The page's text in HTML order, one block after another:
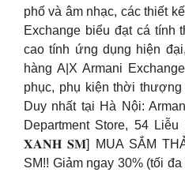
phố và âm nhạc, các thiết
Exchange biểu đạt cá tính
cao tính ứng dụng hiện
hàng A|X Armani
phục, phụ kiện thời
Duy nhất tại Hà Nội:
Department Store, 54
𝐗𝐀𝐍𝐇 𝐒𝐌] MUA SẮM
SM!! Giảm ngay 30% (tối